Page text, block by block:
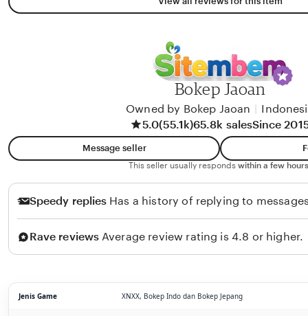
Bokep Jaoan
Owned by Bokep Jaoan
5.0(55.1k)65.8k salesSince
Message seller
This seller usually responds within a few
Speedy replies Has a history of replying to
Rave reviews Average review rating is 4.8 or higher.
Jenis Game XNXX, Bokep Indo dan Bokep Jepang